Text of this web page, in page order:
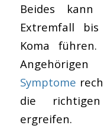
Beides kann
Extremfall bis
Koma
Symptome
die richtigen
ergreifen.